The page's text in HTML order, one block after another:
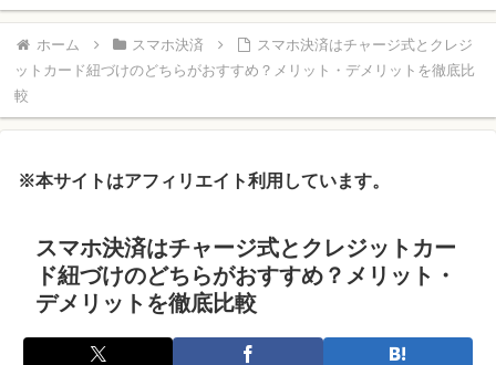
ホーム スマホ決済
スマホ決済はチャージ式とクレジ
ットカード紐づけのどちらがおすすめ？メリット・デメリットを徹底比
較
※本サイトはアフィリエイト利用しています。
スマホ決済はチャージ式とクレジットカー
ド紐づけのどちらがおすすめ？メリット・
デメリットを徹底比較